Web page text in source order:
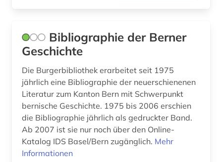
london (1)
lusitanistik (1)
maghreb (1)
makedonien (1)
mann (2)
Bibliographie der Berner
Geschichte
Die Burgerbibliothek erarbeitet seit 1975
jährlich eine Bibliographie der neuerschienenen
Literatur zum Kanton Bern mit Schwerpunkt
bernische Geschichte. 1975 bis 2006 erschien
die Bibliographie jährlich als gedruckter Band.
Ab 2007 ist sie nur noch über den Online-
Katalog IDS Basel/Bern zugänglich. Mehr
Informationen